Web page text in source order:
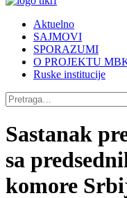
Aktuelno
SAJMOVI
SPORAZUMI
O PROJEKTU
Ruske institucije
Sastanak
sa
komore